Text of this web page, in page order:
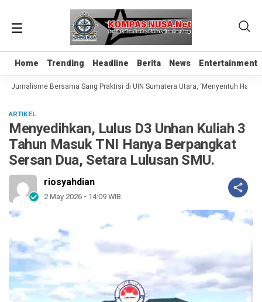
Home Trending Headline Berita News Entertainment
Home Trending Headline Berita News Entertainment
Jurnalisme Bersama Sang Praktisi di UIN Sumatera Utara, ‘Menyentuh Hati
ARTIKEL
Menyedihkan, Lulus D3 Unhan Kuliah 3
Tahun Masuk TNI Hanya Berpangkat
Sersan Dua, Setara Lulusan SMU.
riosyahdian
2 May 2026 - 14:09 WIB